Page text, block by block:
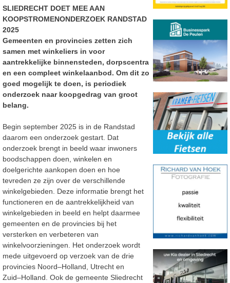
SLIEDRECHT DOET MEE AAN
KOOPSTROMENONDERZOEK RANDSTAD
2025
Gemeenten en provincies zetten zich
samen met winkeliers in voor
aantrekkelijke binnensteden, dorpscentra
en een compleet winkelaanbod. Om dit zo
goed mogelijk te doen, is periodiek
onderzoek naar koopgedrag van groot
belang.
Begin september 2025 is in de Randstad
daarom een onderzoek gestart. Dat
onderzoek brengt in beeld waar inwoners
boodschappen doen, winkelen en
doelgerichte aankopen doen en hoe
tevreden ze zijn over de verschillende
winkelgebieden. Deze informatie brengt het
functioneren en de aantrekkelijkheid van
winkelgebieden in beeld en helpt daarmee
gemeenten en de provincies bij het
versterken en verbeteren van
winkelvoorzieningen. Het onderzoek wordt
mede uitgevoerd op verzoek van de drie
provincies Noord–Holland, Utrecht en
Zuid–Holland. Ook de gemeente Sliedrecht